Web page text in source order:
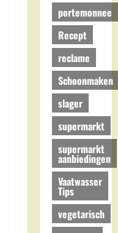
portemonnee
Recept
reclame
Schoonmaken
slager
supermarkt
supermarkt
aanbiedingen
Vaatwasser
Tips
vegetarisch